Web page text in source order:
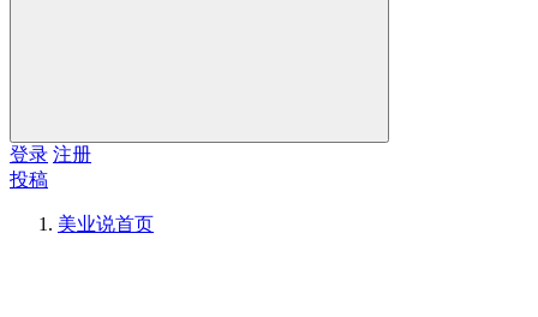
登录 注册
投稿
美业说首页